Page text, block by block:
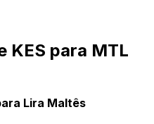
KES para MTL
Lira Maltês